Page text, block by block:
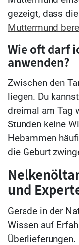
gezeigt, dass die
Muttermund
Wie oft darf
anwenden?
Zwischen den
liegen. Du
dreimal am Tag
Stunden keine
Hebammen
die Geburt
und
Gerade in der
Wissen auf